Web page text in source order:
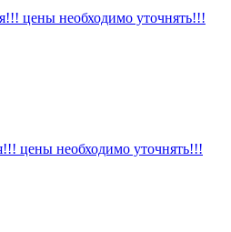
цены необходимо уточнять!!!
цены необходимо уточнять!!!